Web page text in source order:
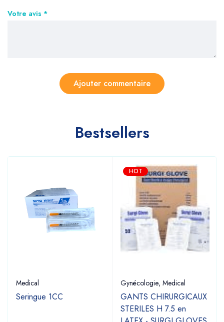
Votre avis *
Bestsellers
Medical
Seringue 1CC
HOT
Gynécologie, Medical
GANTS CHIRURGICAUX
STERILES H 7.5 en